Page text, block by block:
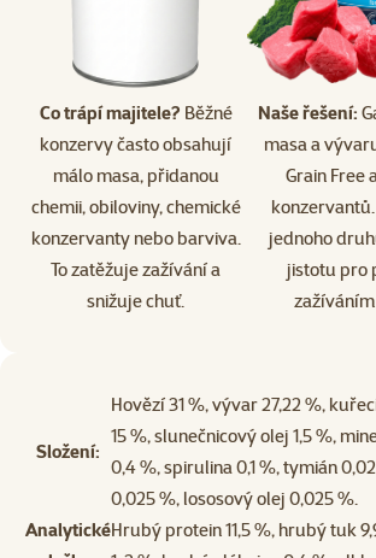
Co trápí majitele? Běžné
konzervy často obsahují
málo masa, přidanou
chemii, obiloviny, chemické
konzervanty nebo barviva.
To zatěžuje zažívání a
snižuje chuť.
Naše řešení:
masa a
Grain Free
jednoho
jistotu pro
Složení:
Hovězí 31 %, vývar 27,22 %,
15 %, slunečnicový olej 1,5 %,
0,4 %, spirulina 0,1 %, tymián
0,025 %, lososový olej 0,025 %.
AnalytickéHrubý protein 11,5 %, hrubý tuk